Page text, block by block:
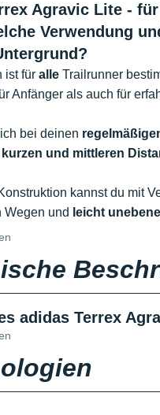
Agravic Lite -
Verwendung
ist für alle Trailrunner
Anfänger als auch für
bei deinen
kurzen und mittleren
kannst du mit
Wegen und leicht
adidas Terrex